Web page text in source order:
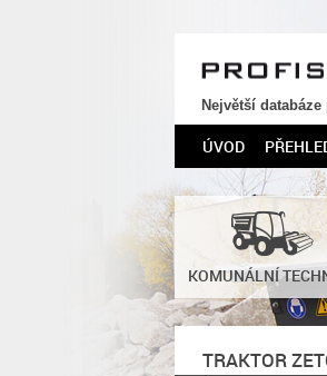
Největší
ÚVOD
KOMUNÁLNÍ
TRAKTOR